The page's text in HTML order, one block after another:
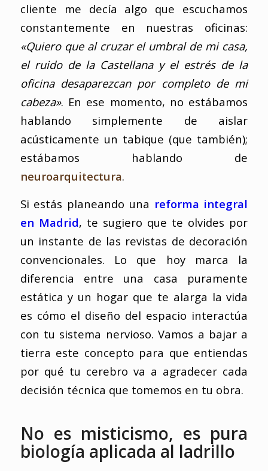
cliente me decía algo que escuchamos
constantemente en nuestras oficinas:
«Quiero que al cruzar el umbral de mi casa,
el ruido de la Castellana y el estrés de la
oficina desaparezcan por completo de mi
cabeza». En ese momento, no estábamos
hablando simplemente de aislar
acústicamente un tabique (que también);
estábamos hablando de
neuroarquitectura.
Si estás planeando una reforma integral
en Madrid, te sugiero que te olvides por
un instante de las revistas de decoración
convencionales. Lo que hoy marca la
diferencia entre una casa puramente
estática y un hogar que te alarga la vida
es cómo el diseño del espacio interactúa
con tu sistema nervioso. Vamos a bajar a
tierra este concepto para que entiendas
por qué tu cerebro va a agradecer cada
decisión técnica que tomemos en tu obra.
No es misticismo, es pura
biología aplicada al ladrillo